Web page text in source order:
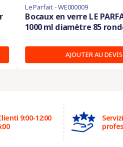
Le Parfait - WE000009
Bocaux en verre LE
1000 ml diamètre 85
AJOUTER AU DEVIS
9:00-12:00